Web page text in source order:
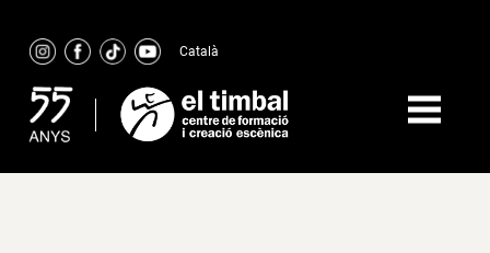
content
Català